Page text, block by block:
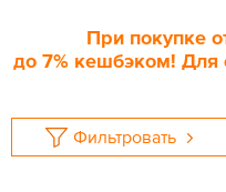
При покупке
до 7% кешбэком! Для
Фильтровать